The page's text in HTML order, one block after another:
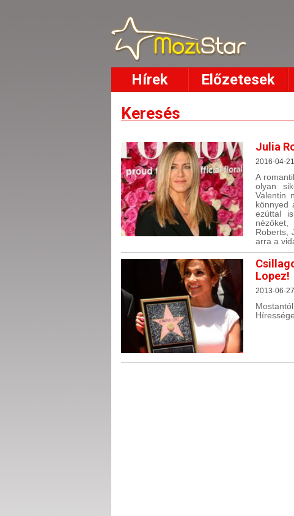
Hírek Előzetesek
Keresés
Julia
2016-04-
A
olyan
Valentin
könnyed
ezúttal
Roberts,
arra a
Lopez!
2013-06-